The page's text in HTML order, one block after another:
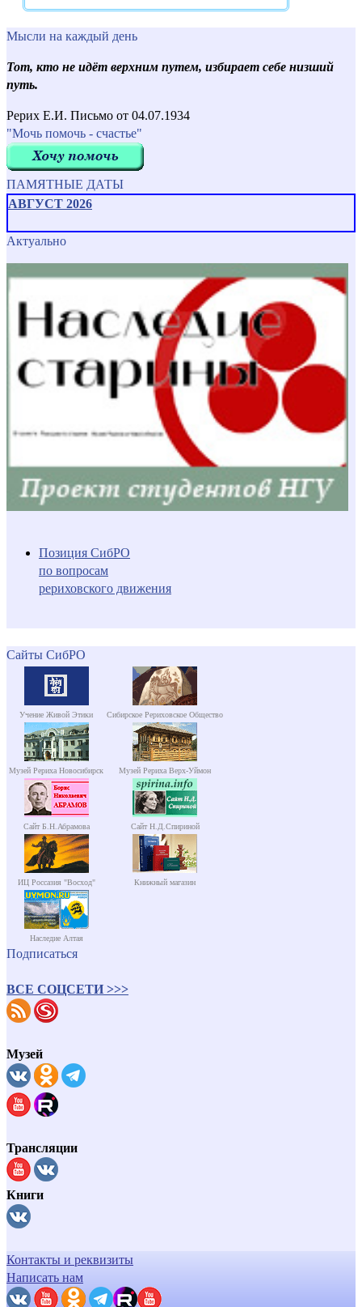
Мысли на каждый день
Тот, кто не идёт верхним путем, избирает себе низший
путь.
Рерих Е.И. Письмо от 04.07.1934
"Мочь помочь - счастье"
ПАМЯТНЫЕ ДАТЫ
АВГУСТ 2026
Актуально
Позиция СибРО
по вопросам
рериховского движения
Сайты СибРО
Учение Живой Этики Сибирское Рериховское Общество
Музей Рериха Новосибирск Музей Рериха Верх-Уймон
Сайт Б.Н.Абрамова Сайт Н.Д.Спириной
ИЦ Россазия "Восход" Книжный магазин
Наследие Алтая
Подписаться
ВСЕ СОЦСЕТИ >>>
Музей
Трансляции
Книги
Контакты и реквизиты
Написать нам